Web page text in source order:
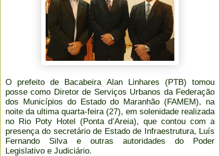
O prefeito de Bacabeira Alan Linhares (PTB) tomou
posse como Diretor de Serviços Urbanos da Federação
dos Municípios do Estado do Maranhão (FAMEM), na
noite da ultima quarta-feira (27), em solenidade realizada
no Rio Poty Hotel (Ponta d’Areia), que contou com a
presença do secretário de Estado de Infraestrutura, Luís
Fernando Silva e outras autoridades do Poder
Legislativo e Judiciário.